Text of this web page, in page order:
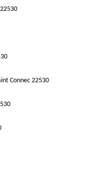
Connec 22530